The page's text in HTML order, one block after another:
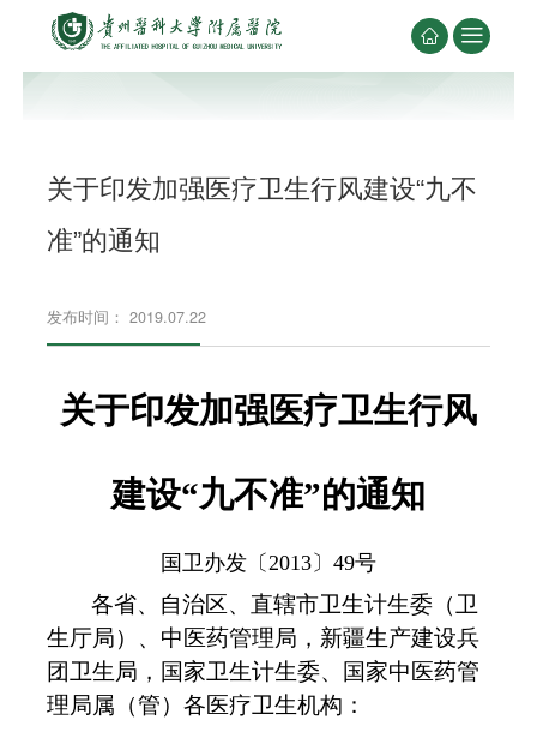
 
关于印发加强医疗卫生行风建设“九不
准”的通知
发布时间： 2019.07.22
关于印发加强医疗卫生行风
建设“九不准”的通知
国卫办发〔2013〕49号
各省、自治区、直辖市卫生计生委（卫
生厅局）、中医药管理局，新疆生产建设兵
团卫生局，国家卫生计生委、国家中医药管
理局属（管）各医疗卫生机构：